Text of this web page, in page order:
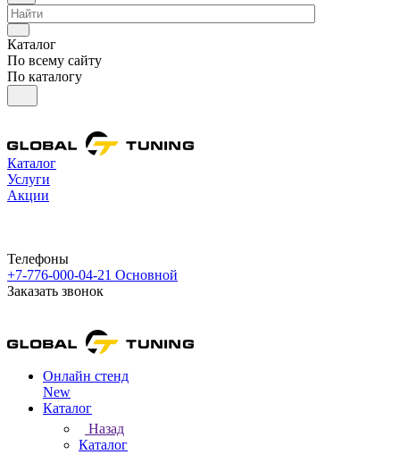
Каталог
По всему сайту
По каталогу
Каталог
Услуги
Акции
Телефоны
+7-776-000-04-21 Основной
Заказать звонок
Онлайн стенд
New
Каталог
Назад
Каталог